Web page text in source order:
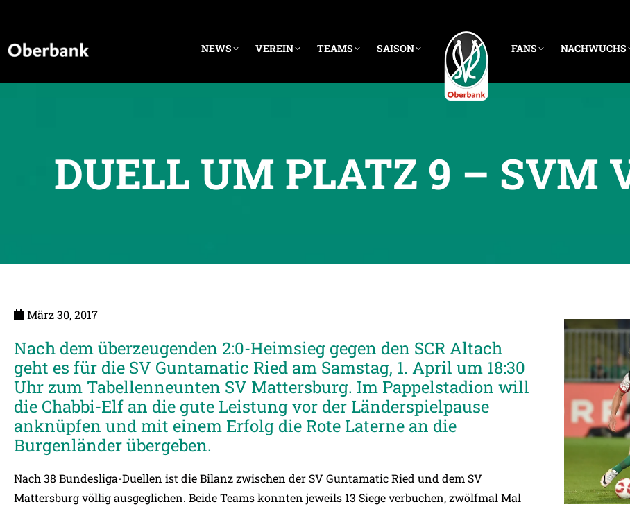
NEWS VEREIN TEAMS SAISON FANS NACHWUCHS
DUELL UM PLATZ 9 – SVM
März 30, 2017
Nach dem überzeugenden 2:0-Heimsieg gegen den SCR Altach
geht es für die SV Guntamatic Ried am Samstag, 1. April um 18:30
Uhr zum Tabellenneunten SV Mattersburg. Im Pappelstadion will
die Chabbi-Elf an die gute Leistung vor der Länderspielpause
anknüpfen und mit einem Erfolg die Rote Laterne an die
Burgenländer übergeben.
Nach 38 Bundesliga-Duellen ist die Bilanz zwischen der SV Guntamatic Ried und dem SV
Mattersburg völlig ausgeglichen. Beide Teams konnten jeweils 13 Siege verbuchen, zwölfmal Mal